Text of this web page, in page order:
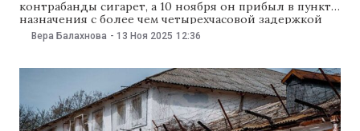
контрабанды сигарет, а 10 ноября он прибыл в пункт
назначения с более чем четырехчасовой задержкой
из-за обыска на таможне в Унгенах. Об этом 13 ноябя
сообщила полиция Молдовы. В ведомстве рассказали,
прокуратуры по борьбе с организованной
преступностью раскрыли
Вера Балахнова - 13 Ноя 2025 12:36